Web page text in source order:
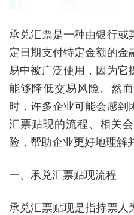
承兑汇票是一种由银行或
定日期支付特定金额的金
易中被广泛使用，因为它
能够降低交易风险。然
时，许多企业可能会感
汇票贴现的流程、相关
险，帮助企业更好地理解
一、承兑汇票贴现流程
承兑汇票贴现是指持票